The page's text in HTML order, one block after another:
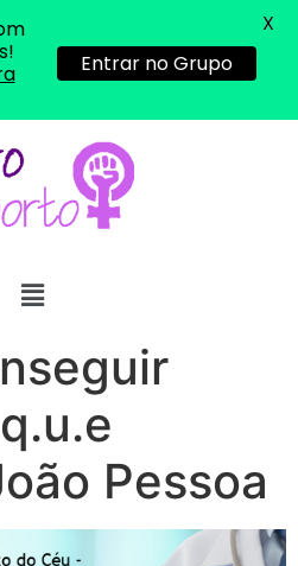
Pessoa
Entrar no Grupo
X
em
ter dúvida já é uma
muito isso, disse tudo
16:35:20
preparada em varias
psicologicamente p ter
nao estou
2026 17:09:20
(1999997****
www.proaborto.com)